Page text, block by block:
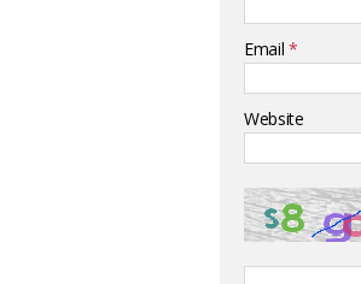
Email*
Website